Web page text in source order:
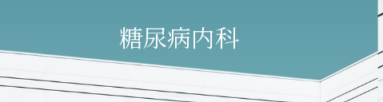
糖尿病内科